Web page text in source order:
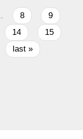
8
9
14
15
last »